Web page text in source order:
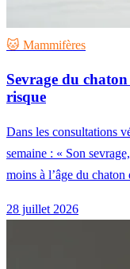
🐱 Mammifères
Sevrage du
risque
Dans les consultations
semaine : « Son
moins à l’âge du chaton
28 juillet 2026